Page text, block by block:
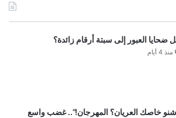
ضحايا العبور إلى سبتة أرقام زائدة؟
منذ 4 أيام
خاصك العريان؟ المهرجان!”.. غضب واسع